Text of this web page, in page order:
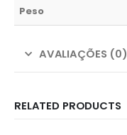
Peso
AVALIAÇÕES (0)
RELATED PRODUCTS